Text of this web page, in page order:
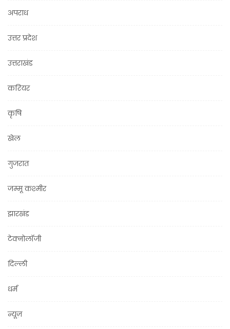
अपराध
उत्तर प्रदेश
उत्तराखंड
करियर
कृषि
खेल
गुजरात
जम्मू कश्मीर
झारखंड
टेक्नोलॉजी
दिल्ली
धर्म
न्यूज़